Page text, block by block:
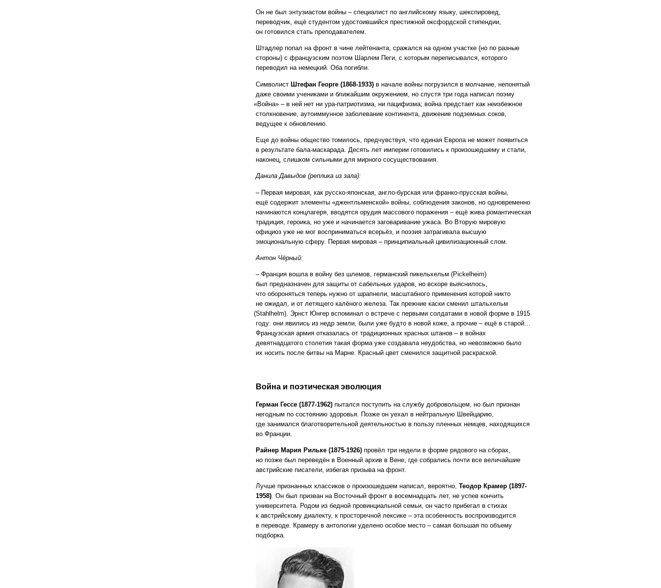
Он не был энтузиастом войны – специалист по английскому языку, шекспировед,
переводчик, ещё студентом удостоившийся престижной оксфордской стипендии,
он готовился стать преподавателем.
Штадлер попал на фронт в чине лейтенанта, сражался на одном участке (но по разные
стороны) с французским поэтом Шарлем Пеги, с которым переписывался, которого
переводил на немецкий. Оба погибли.
Символист Штефан Георге (1868-1933) в начале войны погрузился в молчание, непонятый
даже своими учениками и ближайшим окружением, но спустя три года написал поэму
«Война» – в ней нет ни ура-патриотизма, ни пацифизма; война предстает как неизбежное
столкновение, аутоиммунное заболевание континента, движение подземных соков,
ведущее к обновлению.
Еще до войны общество томилось, предчувствуя, что единая Европа не может появиться
в результате бала-маскарада. Десять лет империи готовились к произошедшему и стали,
наконец, слишком сильными для мирного сосуществования.
Данила Давыдов (реплика из зала):
– Первая мировая, как русско-японская, англо-бурская или франко-прусская войны,
ещё содержит элементы «джентльменской» войны, соблюдения законов, но одновременно
начинаются концлагеря, вводятся орудия массового поражения – ещё жива романтическая
традиция, героика, но уже и начинается заговаривание ужаса. Во Вторую мировую
официоз уже не мог восприниматься всерьёз, и поэзия затрагивала высшую
эмоциональную сферу. Первая мировая – принципиальный цивилизационный слом.
Антон Чёрный:
– Франция вошла в войну без шлемов, германский пикельхельм (Pickelheim)
был предназначен для защиты от сабельных ударов, но вскоре выяснилось,
что обороняться теперь нужно от шрапнели, масштабного применения которой никто
не ожидал, и от летящего калёного железа. Так прежние каски сменил штальхельм
(Stahlhelm). Эрнст Юнгер вспоминал о встрече с первыми солдатами в новой форме в 1915
году: они явились из недр земли, были уже будто в новой коже, а прочие – ещё в старой…
Французская армия отказалась от традиционных красных штанов – в войнах
девятнадцатого столетия такая форма уже создавала неудобства, но невозможно было
их носить после битвы на Марне. Красный цвет сменился защитной раскраской.
Война и поэтическая эволюция
Герман Гессе (1877-1962) пытался поступить на службу добровольцем, но был признан
негодным по состоянию здоровья. Позже он уехал в нейтральную Швейцарию,
где занимался благотворительной деятельностью в пользу пленных немцев, находящихся
во Франции.
Райнер Мария Рильке (1875-1926) провёл три недели в форме рядового на сборах,
но позже был переведён в Военный архив в Вене, где собрались почти все величайшие
австрийские писатели, избегая призыва на фронт.
Лучше признанных классиков о произошедшем написал, вероятно, Теодор Крамер (1897-
1958). Он был призван на Восточный фронт в восемнадцать лет, не успев кончить
университета. Родом из бедной провинциальной семьи, он часто прибегал в стихах
к австрийскому диалекту, к просторечной лексике – эта особенность воспроизводится
в переводе. Крамеру в антологии уделено особое место – самая большая по объему
подборка.